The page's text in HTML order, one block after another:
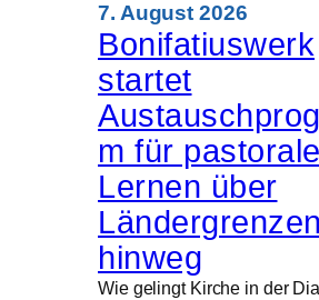
7. August 2026
Bonifatiuswerk
startet
m für
Lernen über
Ländergrenzen
hinweg
Wie gelingt Kirche in der